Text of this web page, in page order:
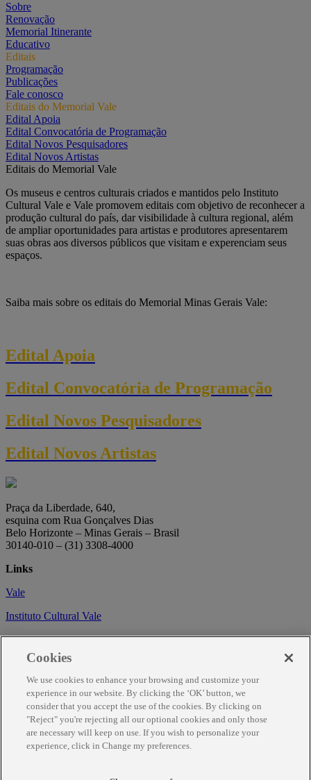
Sobre
Renovação
Memorial Itinerante
Educativo
Editais
Programação
Publicações
Fale conosco
Editais do Memorial Vale
Edital Apoia
Edital Convocatória de Programação
Edital Novos Pesquisadores
Edital Novos Artistas
Editais do Memorial Vale
Os museus e centros culturais criados e mantidos pelo Instituto
Cultural Vale e Vale promovem editais com objetivo de reconhecer a
produção cultural do país, dar visibilidade à cultura regional, além
de ampliar oportunidades para artistas e produtores apresentarem
suas obras aos diversos públicos que visitam e experenciam seus
espaços.
Saiba mais sobre os editais do Memorial Minas Gerais Vale:
Edital Apoia
Edital Convocatória de Programação
Edital Novos Pesquisadores
Edital Novos Artistas
Praça da Liberdade, 640,
esquina com Rua Gonçalves Dias
Belo Horizonte – Minas Gerais – Brasil
30140-010 – (31) 3308-4000
Links
Vale
Instituto Cultural Vale
Circuito Cultural
Trabalhe conosco
Informações
Como chegar
Agendamento
Cookies
We use cookies to enhance your browsing and customize your
experience in our website. By clicking the ‘OK’ button, we
consider that you accept the use of the cookies. By clicking on
"Reject" you're rejecting all our optional cookies and only those
are necessary will keep on use. If you wish to personalize your
experience, click in Change my preferences.